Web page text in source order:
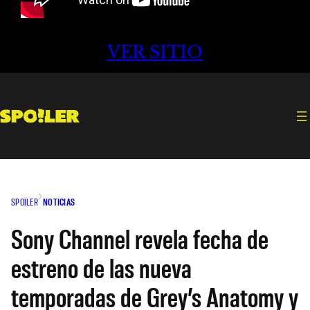
VER SITIO
SPOILER NOTICIAS
Sony Channel revela fecha de
estreno de las nueva
temporadas de Grey’s Anatomy y